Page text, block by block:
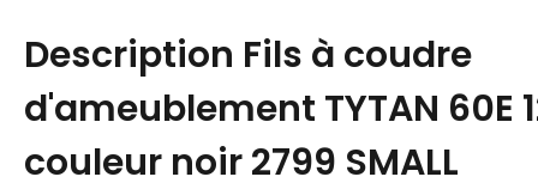
Description Fils à coudre
d'ameublement TYTAN 60E
couleur noir 2799 SMALL